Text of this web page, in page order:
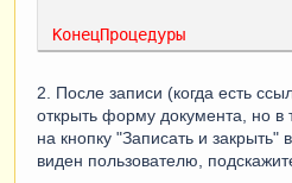
КонецПроцедуры
2. После записи (когда есть
открыть форму документа, но в
на кнопку "Записать и закрыть"
виден пользователю,